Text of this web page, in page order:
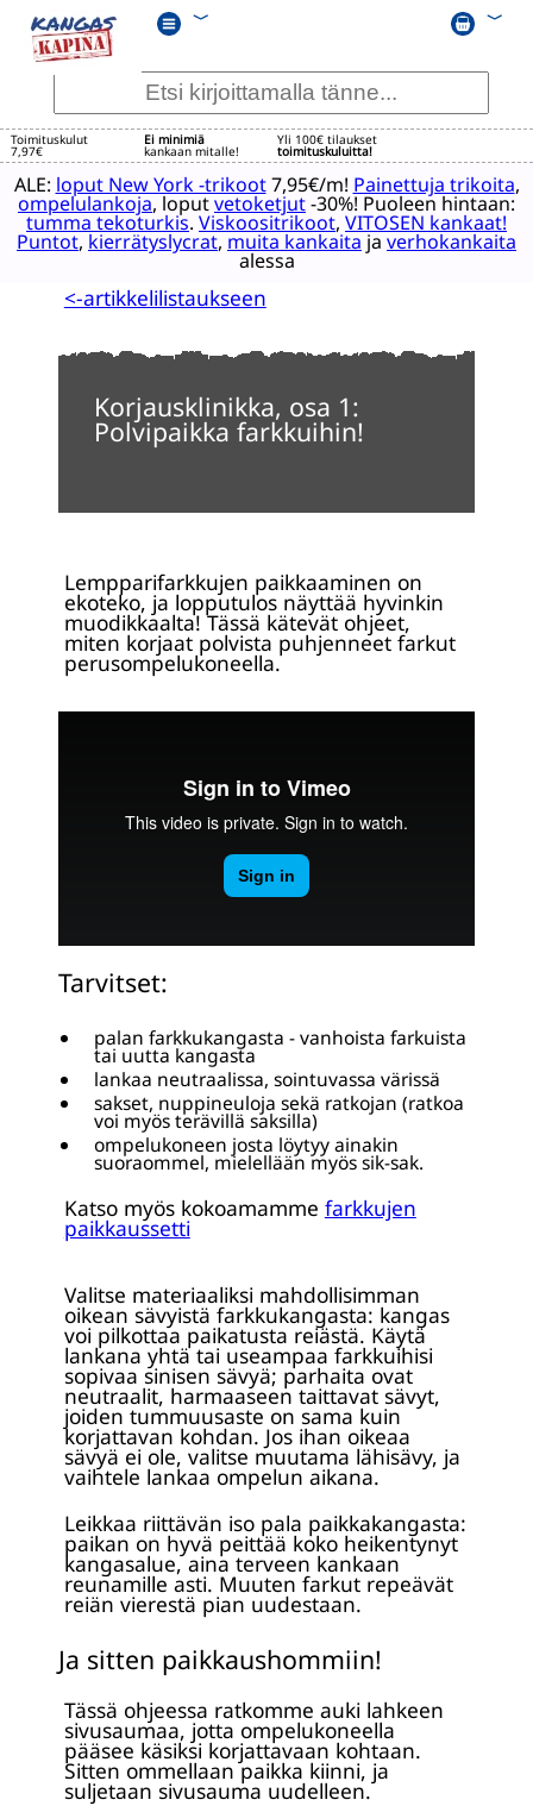
﹀ ﹀
Toimituskulut
7,97€
Ei minimiä
kankaan mitalle!
Yli 100€ tilaukset
toimituskuluitta!
ALE: loput New York -trikoot7,95€/m! Painettuja trikoita,
ompelulankoja, loputvetoketjut-30%! Puoleen hintaan:
tumma tekoturkis. Viskoositrikoot, VITOSEN kankaat!
Puntot,kierrätyslycrat,muita kankaitajaverhokankaita
alessa
<-artikkelilistaukseen
Korjausklinikka, osa 1:
Polvipaikka farkkuihin!
Lempparifarkkujen paikkaaminen on
ekoteko, ja lopputulos näyttää hyvinkin
muodikkaalta! Tässä kätevät ohjeet,
miten korjaat polvista puhjenneet farkut
perusompelukoneella.
Tarvitset:
palan farkkukangasta - vanhoista farkuista
tai uutta kangasta
lankaa neutraalissa, sointuvassa värissä
sakset, nuppineuloja sekä ratkojan (ratkoa
voi myös terävillä saksilla)
ompelukoneen josta löytyy ainakin
suoraommel, mielellään myös sik-sak.
Katso myös kokoamamme farkkujen
paikkaussetti
Valitse materiaaliksi mahdollisimman
oikean sävyistä farkkukangasta: kangas
voi pilkottaa paikatusta reiästä. Käytä
lankana yhtä tai useampaa farkkuihisi
sopivaa sinisen sävyä; parhaita ovat
neutraalit, harmaaseen taittavat sävyt,
joiden tummuusaste on sama kuin
korjattavan kohdan. Jos ihan oikeaa
sävyä ei ole, valitse muutama lähisävy, ja
vaihtele lankaa ompelun aikana.
Leikkaa riittävän iso pala paikkakangasta:
paikan on hyvä peittää koko heikentynyt
kangasalue, aina terveen kankaan
reunamille asti. Muuten farkut repeävät
reiän vierestä pian uudestaan.
Ja sitten paikkaushommiin!
Tässä ohjeessa ratkomme auki lahkeen
sivusaumaa, jotta ompelukoneella
pääsee käsiksi korjattavaan kohtaan.
Sitten ommellaan paikka kiinni, ja
suljetaan sivusauma uudelleen.